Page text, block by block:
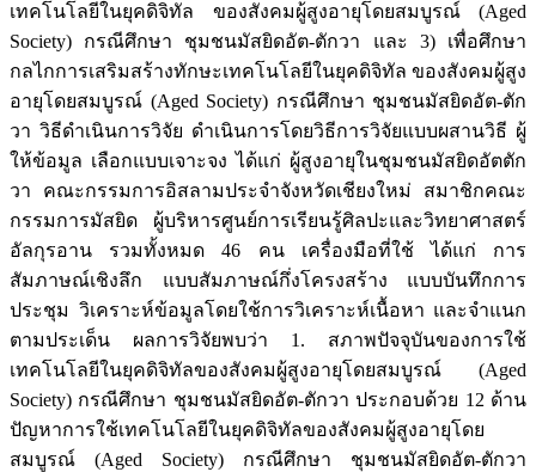
เทคโนโลยีในยุคดิจิทัล ของสังคมผู้สูงอายุโดยสมบูรณ์ (Aged
Society) กรณีศึกษา ชุมชนมัสยิดอัต-ตักวา และ 3) เพื่อศึกษา
กลไกการเสริมสร้างทักษะเทคโนโลยีในยุคดิจิทัล ของสังคมผู้สูง
อายุโดยสมบูรณ์ (Aged Society) กรณีศึกษา ชุมชนมัสยิดอัต-ตัก
วา วิธีดำเนินการวิจัย ดำเนินการโดยวิธีการวิจัยแบบผสานวิธี ผู้
ให้ข้อมูล เลือกแบบเจาะจง ได้แก่ ผู้สูงอายุในชุมชนมัสยิดอัตตัก
วา คณะกรรมการอิสลามประจำจังหวัดเชียงใหม่ สมาชิกคณะ
กรรมการมัสยิด ผู้บริหารศูนย์การเรียนรู้ศิลปะและวิทยาศาสตร์
อัลกุรอาน รวมทั้งหมด 46 คน เครื่องมือที่ใช้ ได้แก่ การ
สัมภาษณ์เชิงลึก แบบสัมภาษณ์กึ่งโครงสร้าง แบบบันทึกการ
ประชุม วิเคราะห์ข้อมูลโดยใช้การวิเคราะห์เนื้อหา และจำแนก
ตามประเด็น ผลการวิจัยพบว่า 1. สภาพปัจจุบันของการใช้
เทคโนโลยีในยุคดิจิทัลของสังคมผู้สูงอายุโดยสมบูรณ์ (Aged
Society) กรณีศึกษา ชุมชนมัสยิดอัต-ตักวา ประกอบด้วย 12 ด้าน
ปัญหาการใช้เทคโนโลยีในยุคดิจิทัลของสังคมผู้สูงอายุโดย
สมบูรณ์ (Aged Society) กรณีศึกษา ชุมชนมัสยิดอัต-ตักวา